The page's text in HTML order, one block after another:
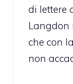
di lettere
Langdon
che con
non